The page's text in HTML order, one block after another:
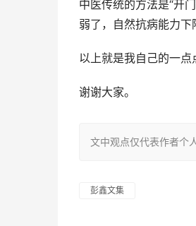
中医传统的方法是“开
弱了，自然抗病能力下
以上就是我自己的一点
谢谢大家。
文中观点仅代表作者个
彭鑫文集